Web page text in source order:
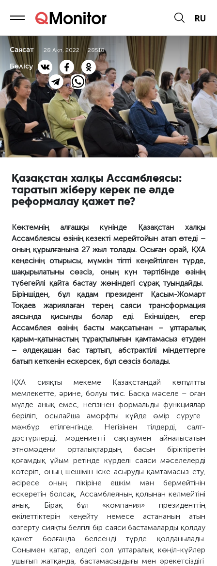
RU
Саясат 28 Ақп, 2022 28518
Бөлісу
Қазақстан халқы Ассамблеясы:
таратып жіберу керек пе әлде
реформалау қажет пе?
Көктемнің алғашқы күнінде Қазақстан халқы
Ассамблеясы өзінің кезекті мерейтойын атап өтеді –
оның құрылғанына27 жыл толады. Осыған орай, ҚХА
кеңесінің отырысы, мүмкін тіпті кеңейтілген түрде,
шақырылатыны сөзсіз, оның күн тәртібінде өзінің
түбегейлі қайта бастау жөніндегі сұрақ туындайды.
Біріншіден, бұл қадампрезидент Қасым-Жомарт
Тоқаев жариялаған терең саяси трансформация
аясында қисынды болар еді. Екіншіден, егер
Ассамблея өзінің басты мақсатынан– ұлтаралық
қарым-қатынастың тұрақтылығын қамтамасыз етуден
– әлдеқашан бас тартып, абстрактілі міндеттерге
батып кеткенін ескерсек, бұл сөзсіз болады.
ҚХА сияқты мекеме Қазақстандай көпұлтты
мемлекетте, әрине, болуытиіс. Басқа мәселе – оған
мүлде анық емес, негізінен формальды функциялар
беріліп, осылайша аморфты күйде өмір сүруге
мәжбүретілгенгінде. Негізінен тілдерді, салт-
дәстүрлерді, мәдениетті сақтаумен айналысатын
этномәдени орталықтардың басын біріктіретін
қоғамдық ұйым ретінде күрделі саяси мәселелерді
көтеріп, оның шешімін іске асыруды қамтамасыз ету,
әсіресе оның пікіріне ешкім мән бермейтінін
ескеретін болсақ, Ассамблеяның қолынан келмейтіні
анық. Бірақ бұл «компания» президенттің
өкілеттіктерін кеңейту немесе астананың атын
өзгерту сияқты белгілі бір саяси бастамаларды қолдау
қажет болғанда белсенді түрде қолданылады.
Сонымен қатар, елдегі сол ұлтаралық көңіл-күйлер
ушығып жатқанда, бастамасыздығы мен әрекетсіздігі